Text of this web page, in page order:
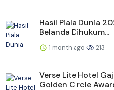
Hasil Piala Dunia
Belanda Dihukum...
1 month ago 213
Verse Lite Hotel
Golden Circle